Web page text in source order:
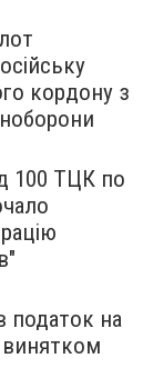
кордону з
100 ТЦК по
податок на